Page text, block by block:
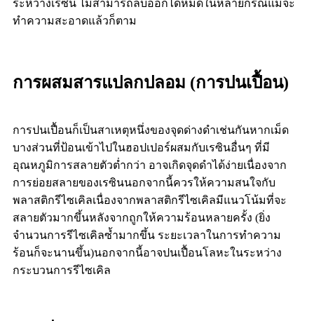
ระหว่างเรซิน ไม่สามารถลบออกได้หมดในหลายกรณีแม้จะ
ทำความสะอาดแล้วก็ตาม
การผสมสารแปลกปลอม (การปนเปื้อน)
การปนเปื้อนก็เป็นสาเหตุหนึ่งของจุดด่างดำเช่นกันหากเม็ด
บางส่วนที่ป้อนเข้าไปในฮอปเปอร์ผสมกับเรซินอื่นๆ ที่มี
อุณหภูมิการสลายตัวต่ำกว่า อาจเกิดจุดดำได้ง่ายเนื่องจาก
การย่อยสลายของเรซินนอกจากนี้ควรให้ความสนใจกับ
พลาสติกรีไซเคิลเนื่องจากพลาสติกรีไซเคิลมีแนวโน้มที่จะ
สลายตัวมากขึ้นหลังจากถูกให้ความร้อนหลายครั้ง (ยิ่ง
จำนวนการรีไซเคิลซ้ำมากขึ้น ระยะเวลาในการทำความ
ร้อนก็จะนานขึ้น)นอกจากนี้อาจปนเปื้อนโลหะในระหว่าง
กระบวนการรีไซเคิล